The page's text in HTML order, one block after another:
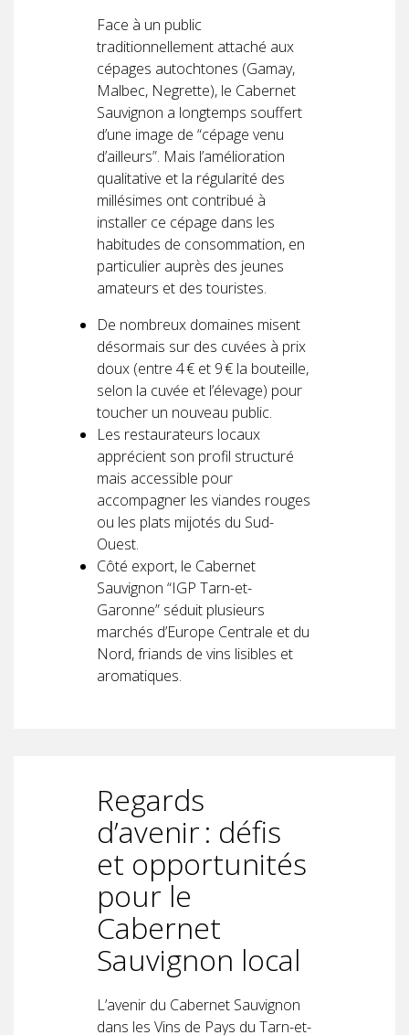
Face à un public
traditionnellement attaché aux
cépages autochtones (Gamay,
Malbec, Negrette), le Cabernet
Sauvignon a longtemps souffert
d’une image de “cépage venu
d’ailleurs”. Mais l’amélioration
qualitative et la régularité des
millésimes ont contribué à
installer ce cépage dans les
habitudes de consommation, en
particulier auprès des jeunes
amateurs et des touristes.
De nombreux domaines misent
désormais sur des cuvées à prix
doux (entre 4 € et 9 € la bouteille,
selon la cuvée et l’élevage) pour
toucher un nouveau public.
Les restaurateurs locaux
apprécient son profil structuré
mais accessible pour
accompagner les viandes rouges
ou les plats mijotés du Sud-
Ouest.
Côté export, le Cabernet
Sauvignon “IGP Tarn-et-
Garonne” séduit plusieurs
marchés d’Europe Centrale et du
Nord, friands de vins lisibles et
aromatiques.
Regards
d’avenir : défis
et opportunités
pour le
Cabernet
Sauvignon local
L’avenir du Cabernet Sauvignon
dans les Vins de Pays du Tarn-et-